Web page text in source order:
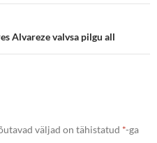
Alvareze valvsa pilgu all
väljad on tähistatud *-ga